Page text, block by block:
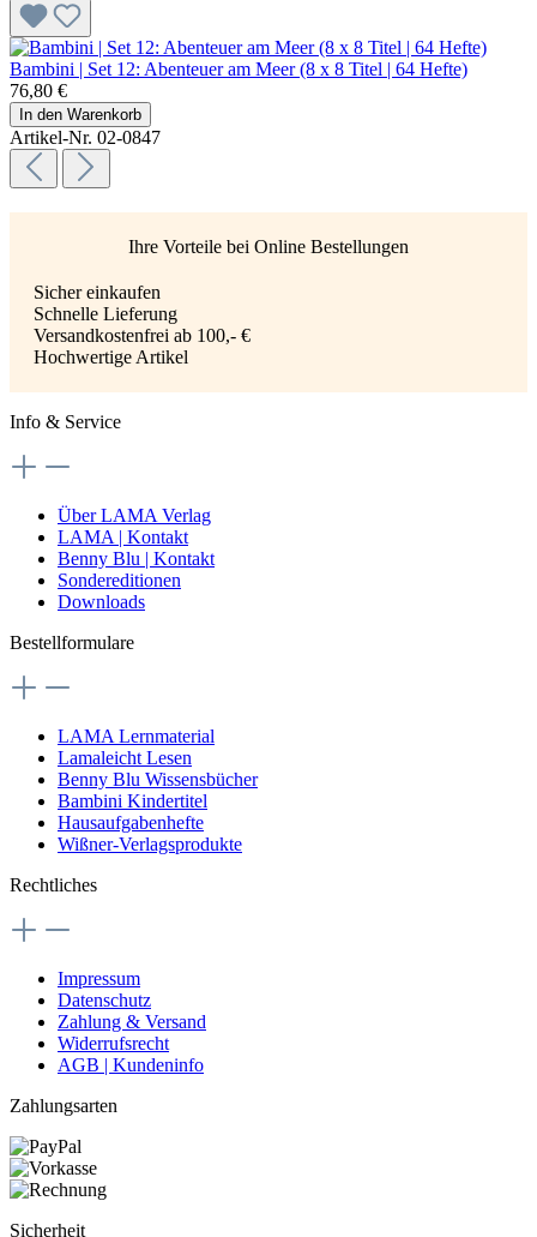
Bambini | Set 12: Abenteuer am Meer (8 x 8 Titel | 64 Hefte)
76,80 €
In den Warenkorb
Artikel-Nr. 02-0847
Ihre Vorteile bei Online Bestellungen
Sicher einkaufen
Schnelle Lieferung
Versandkostenfrei ab 100,- €
Hochwertige Artikel
Info & Service
Über LAMA Verlag
LAMA | Kontakt
Benny Blu | Kontakt
Sondereditionen
Downloads
Bestellformulare
LAMA Lernmaterial
Lamaleicht Lesen
Benny Blu Wissensbücher
Bambini Kindertitel
Hausaufgabenhefte
Wißner-Verlagsprodukte
Rechtliches
Impressum
Datenschutz
Zahlung & Versand
Widerrufsrecht
AGB | Kundeninfo
Zahlungsarten
Sicherheit